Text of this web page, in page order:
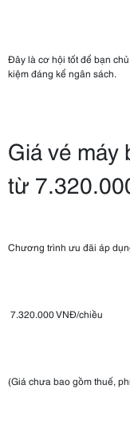
Đây là cơ hội tốt để bạn
kiệm đáng kể ngân sách.
Giá vé máy
từ
Chương trình ưu đãi áp
7.320.000 VNĐ/chiều
(Giá chưa bao gồm thuế,